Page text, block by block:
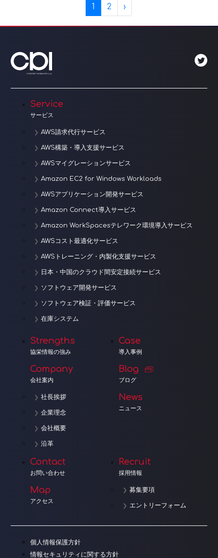
Current Page
1 Page
2 ›
Service
サービス
AWS請求代行サービス
AWS構築・導入支援サービス
AWSマイグレーションサービス
Amazon EC2 for Windows Workloads
AWSアプリケーション開発サービス
Amazon Connect導入サービス
Amazon WorkSpacesテレワーク環境導入サービス
AWSコスト最適化サービス
AWSトレーニング・内製化支援サービス
日本・中国のクラウド間安定接続サービス
ソフトウェア開発サービス
ソフトウェア検証・評価サービス
在庫システム
Strengths
協栄情報の強み
Company
会社案内
社長挨拶
企業理念
会社概要
沿革
Case
導入事例
Blog
ブログ
News
ニュース
Contact
お問い合わせ
Map
アクセス
Recruit
採用情報
募集要項
エントリーフォーム
個人情報保護方針
情報セキュリティに関する方針